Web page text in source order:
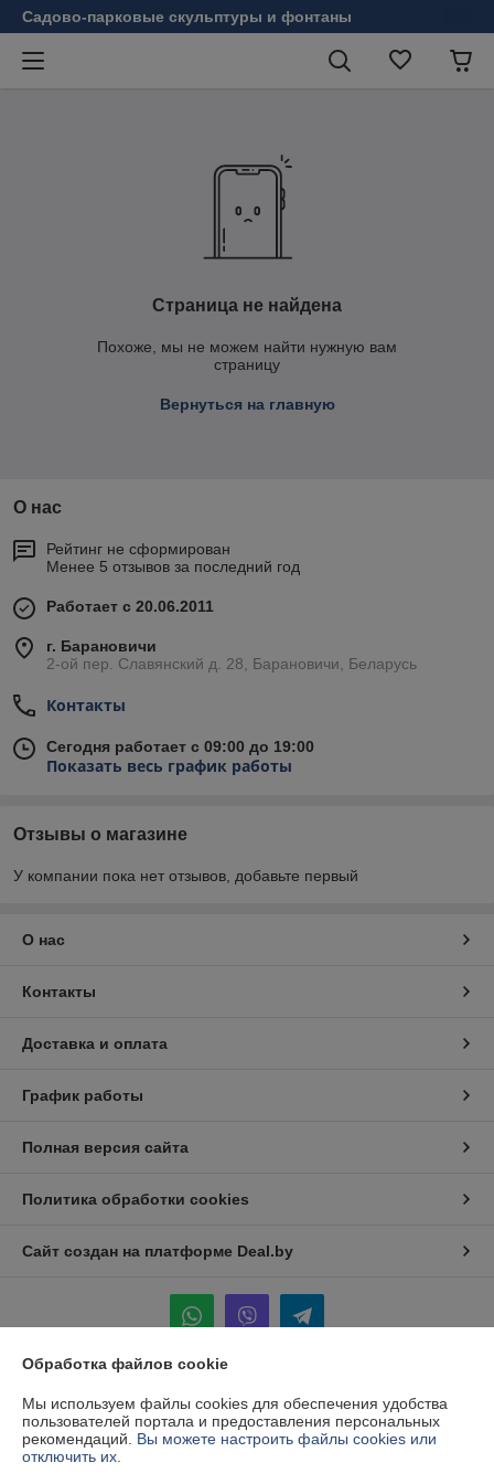
Садово-парковые скульптуры и фонтаны
Страница не найдена
Похоже, мы не можем найти нужную вам
страницу
Вернуться на главную
О нас
Рейтинг не сформирован
Менее 5 отзывов за последний год
Работает с 20.06.2011
г. Барановичи
2-ой пер. Славянский д. 28, Барановичи, Беларусь
Контакты
Сегодня работает с 09:00 до 19:00
Показать весь график работы
Отзывы о магазине
У компании пока нет отзывов, добавьте первый
О нас
Контакты
Доставка и оплата
График работы
Полная версия сайта
Политика обработки cookies
Сайт создан на платформе Deal.by
Информация для покупателя
Индивидуальный предприниматель:ИП Ваницкий Роман Сергеевич
Брестская обл. г. Барановичи 2-ой пер. Славянский дом 28
Обработка файлов cookie
Мы используем файлы cookies для обеспечения удобства
пользователей портала и предоставления персональных
рекомендаций. Вы можете настроить файлы cookies или
отключить их.